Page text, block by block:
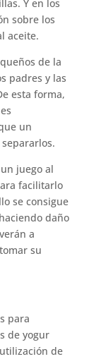
Y en los
sobre los
aceite.
de la
padres y las
esta forma,
un
juego al
facilitarlo
se consigue
daño
a
su
para
de yogur
de